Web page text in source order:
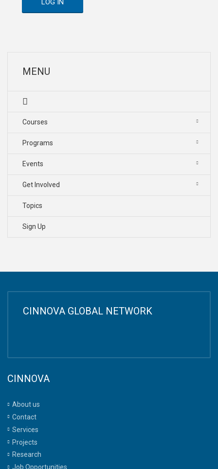
LOG IN
MENU
Courses
Programs
Events
Get Involved
Topics
Sign Up
CINNOVA GLOBAL NETWORK
CINNOVA
About us
Contact
Services
Projects
Research
Job Opportunities